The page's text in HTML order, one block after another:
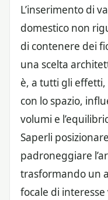
L’inserimento di
domestico non
di contenere dei
una scelta
è, a tutti gli
con lo spazio,
volumi e
Saperli
padroneggiare
trasformando un
focale di interesse